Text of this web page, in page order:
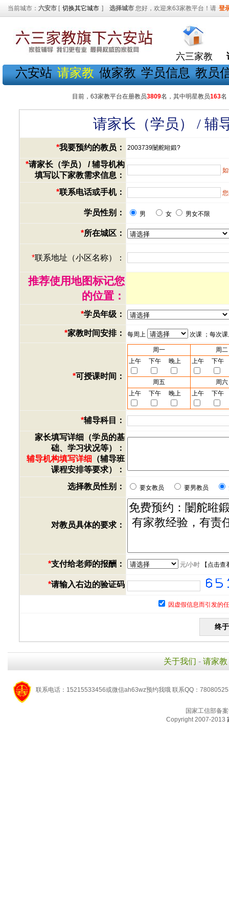
当前城市： 六安市 [ 切换其它城市 ] 选择城市 您好，欢迎来63家教平台！请 登
六三家教
六安站 请家教 做家教 学员信息 教员
目前，63家教平台在册教员3809名，其中明星教员163名
请家长（学员） / 辅
*我要预约的教员： 2003739闄舵暀鍛?
*请家长（学员） / 辅导机构
填写以下家教需求信息：
*联系电话或手机：
学员性别： 男 女 男女不限
*所在城区：
*联系地址（小区名称）：
推荐使用地图标记您
的位置：
*学员年级：
*家教时间安排： 每周上 次课 ；每次
*可授课时间：
周一
周二
上午
下午 晚上 上午 下午
周五
周六
上午
下午 晚上 上午 下午
*辅导科目：
家长填写详细（学员的基
础、学习状况等）：
辅导机构填写详细 （辅导班
课程安排等要求）：
选择教员性别：
要女教员 要男教员
对教员具体的要求：
*支付给老师的报酬： 元/小时【 点击查
*请输入右边的验证码
因虚假信息而引发的
关于我们 - 请家教
联系电话：15215533456或微信ah63wz预约我哦 联系QQ：
国家工信部备
Copyright 2007-2013